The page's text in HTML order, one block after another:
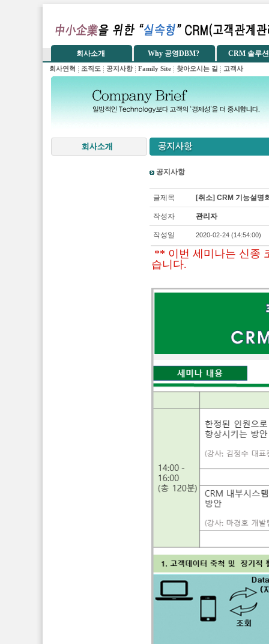
공지사항
글제목 [취소] CRM 기능설명
작성자 관리자
작성일 2020-02-24 (14:54:00)
** 이번 세미나는 신종
습니다.